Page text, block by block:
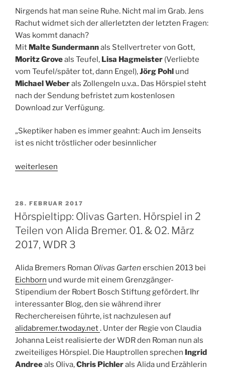
3
/
1LIVE“
Nirgends hat man seine Ruhe. Nicht mal im Grab. Jens
Rachut widmet sich der allerletzten der letzten Fragen:
Was kommt danach?
Mit Malte Sundermannals Stellvertreter von Gott,
Moritz Groveals Teufel, Lisa Hagmeister (Verliebte
vom Teufel/später tot, dann Engel),Jörg Pohl und
Michael Weberals Zollengeln u.v.a.. Das Hörspiel steht
nach der Sendung befristet zum kostenlosen
Download zur Verfügung.
„Skeptiker haben es immer geahnt: Auch im Jenseits
ist es nicht tröstlicher oder besinnlicher
„Hörspieltipp:
ist
es
voll.
WDR
3,
19.04
–
20.00
Uhr“
weiterlesen
VERÖFFENTLICHT
AM
28. FEBRUAR 2017
Hörspieltipp: Olivas Garten. Hörspiel in 2
Teilen von Alida Bremer. 01. & 02. März
2017, WDR 3
Alida Bremers Roman Olivas Garten erschien 2013 bei
Eichborn und wurde mit einem Grenzgänger-
Stipendium der Robert Bosch Stiftung gefördert. Ihr
interessanter Blog, den sie während ihrer
Recherchereisen führte, ist nachzulesen auf
alidabremer.twoday.net. Unter der Regie von Claudia
Johanna Leist realisierte der WDR den Roman nun als
zweiteiliges Hörspiel. Die Hauptrollen sprechen Ingrid
Andreeals Oliva,Chris Pichlerals Alida und Erzählerin